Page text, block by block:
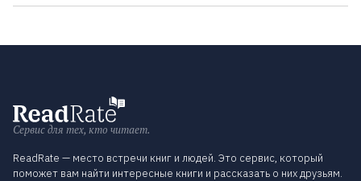
Сервис для тех, кто читает.
ReadRate — место встречи книг и людей. Это сервис, который
поможет вам найти интересные книги и рассказать о них друзьям.